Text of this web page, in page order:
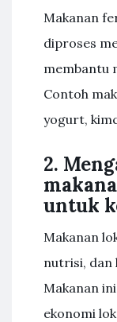
Makanan
diproses
membantu
Contoh
yogurt,
2.
untuk
Makanan
nutrisi, dan
Makanan
ekonomi